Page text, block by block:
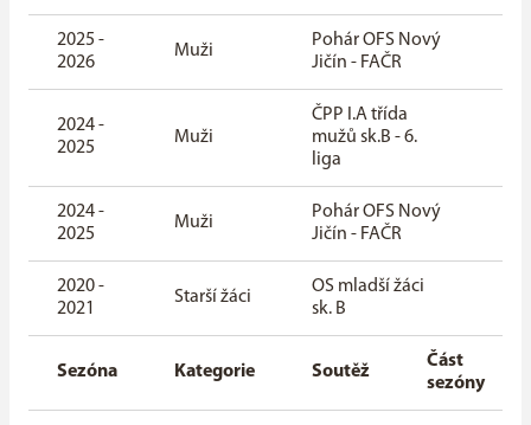
2025 -
2026
Muži
Pohár OFS Nový
Jičín - FAČR
2024 -
2025
Muži
ČPP I.A třída
mužů sk.B - 6.
liga
2024 -
2025
Muži
Pohár OFS Nový
Jičín - FAČR
2020 -
2021
Starší žáci
OS mladší žáci
sk. B
Sezóna Kategorie Soutěž
Část
sezóny